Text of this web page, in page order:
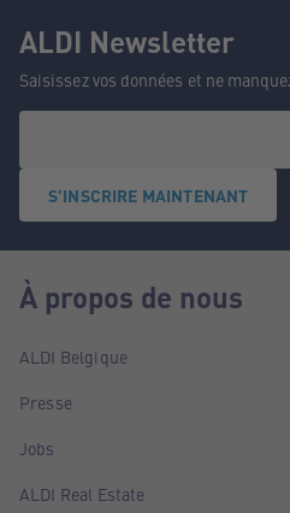
ALDI Newsletter
Saisissez vos données et ne
S'INSCRIRE MAINTENANT
À propos de nous
ALDI Belgique
Presse
Jobs
ALDI Real Estate